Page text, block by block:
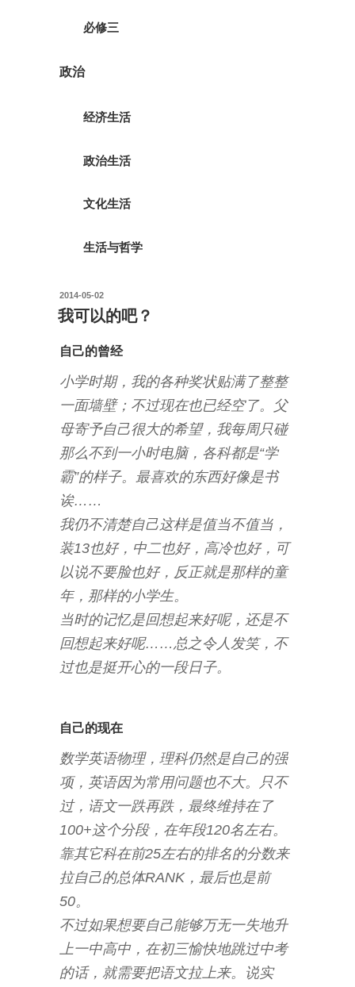
必修三
政治
经济生活
政治生活
文化生活
生活与哲学
投
稿
日:
2014-05-02
我可以的吧？
自己的曾经
小学时期，我的各种奖状贴满了整整
一面墙壁；不过现在也已经空了。父
母寄予自己很大的希望，我每周只碰
那么不到一小时电脑，各科都是“学
霸”的样子。最喜欢的东西好像是书
诶……
我仍不清楚自己这样是值当不值当，
装13也好，中二也好，高冷也好，可
以说不要脸也好，反正就是那样的童
年，那样的小学生。
当时的记忆是回想起来好呢，还是不
回想起来好呢……总之令人发笑，不
过也是挺开心的一段日子。
自己的现在
数学英语物理，理科仍然是自己的强
项，英语因为常用问题也不大。只不
过，语文一跌再跌，最终维持在了
100+这个分段，在年段120名左右。
靠其它科在前25左右的排名的分数来
拉自己的总体RANK，最后也是前
50。
不过如果想要自己能够万无一失地升
上一中高中，在初三愉快地跳过中考
的话，就需要把语文拉上来。说实